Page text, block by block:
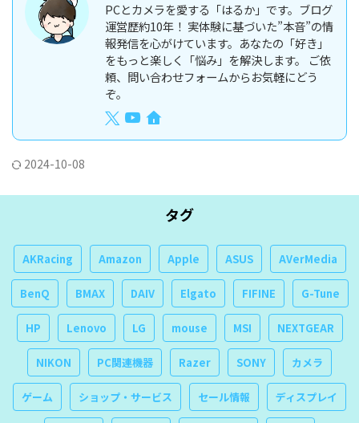
PCとカメラを愛する「はるか」です。ブログ
運営歴約10年！ 実体験に基づいた”本音”の情
報発信を心がけています。あなたの「好き」
をもっと楽しく「悩み」を解決します。 ご依
頼、問い合わせフォームからお気軽にどう
ぞ。
2024-10-08
タグ
AKRacing Amazon Apple ASUS AVerMedia
BenQ BMAX DAIV Elgato FIFINE G-Tune
HP Lenovo LG mouse MSI NEXTGEAR
NIKON PC関連機器 Razer SONY カメラ
ゲーム ショップ・サービス セール情報 ディスプレイ